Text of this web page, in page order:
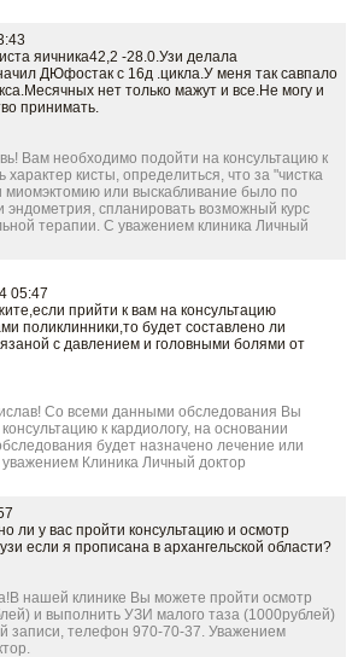
яичника42,2 -28.0.Узи делала
ДЮфостак с 16д .цикла.У меня так савпало
нет только мажут и все.Не могу и
принимать.
Вам необходимо подойти на консультацию к
характер кисты, определиться, что за "чистка
или выскабливание было по
эндометрия, спланировать возможный курс
терапии. С уважением клиника Личный
05:47
прийти к вам на консультацию
поликлинники,то будет составлено ли
с давлением и головными болями от
Со всеми данными обследования Вы
к кардиологу, на основании
будет назначено лечение или
Клиника Личный доктор
ли у вас пройти консультацию и осмотр
если я прописана в архангельской области?
нашей клинике Вы можете пройти осмотр
и выполнить УЗИ малого таза (1000рублей)
записи, телефон 970-70-37. Уважением